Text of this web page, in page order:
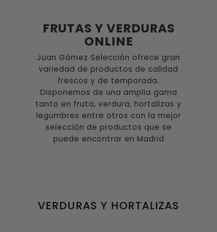
FRUTAS Y VERDURAS
ONLINE
Juan Gómez Selección ofrece gran
variedad de productos de calidad
frescos y de temporada.
Disponemos de una amplia gama
tanto en fruta, verdura, hortalizas y
legumbres entre otros con la mejor
selección de productos que se
puede encontrar en Madrid
VERDURAS Y HORTALIZAS